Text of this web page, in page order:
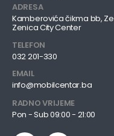
ADRESA
Kamberovića čikma bb,
Zenica City Center
TELEFON
032 201-330
EMAIL
info@mobilcentar.ba
RADNO VRIJEME
Pon - Sub 09:00 - 21:00